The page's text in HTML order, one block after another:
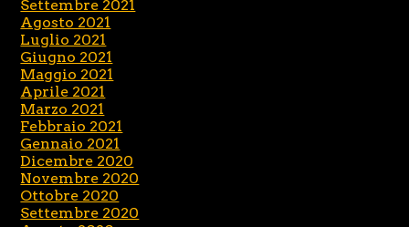
Settembre 2021
Agosto 2021
Luglio 2021
Giugno 2021
Maggio 2021
Aprile 2021
Marzo 2021
Febbraio 2021
Gennaio 2021
Dicembre 2020
Novembre 2020
Ottobre 2020
Settembre 2020